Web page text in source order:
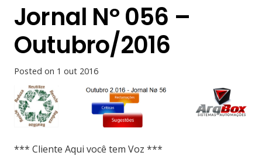
Jornal Nº 056 –
Outubro/2016
Posted on 1 out 2016
*** Cliente Aqui você tem Voz ***